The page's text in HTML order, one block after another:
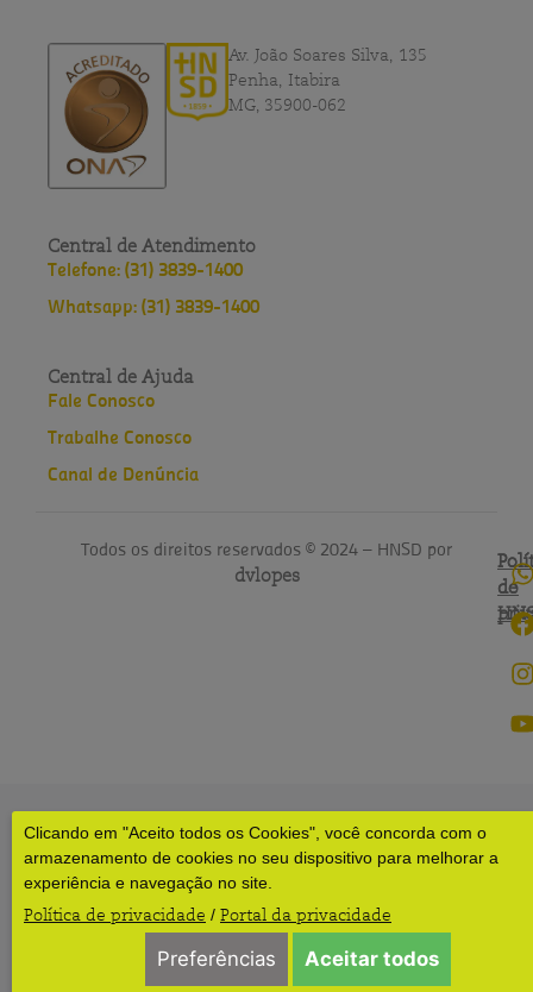
Clicando em "Aceito todos os Cookies", você concorda com o
armazenamento de cookies no seu dispositivo para melhorar a
experiência e navegação no site.
Política de privacidade / Portal da privacidade
Preferências Aceitar todos
Av. João Soares Silva, 135
Penha, Itabira
MG, 35900-062
Central de Atendimento
Telefone: (31) 3839-1400
Whatsapp: (31) 3839-1400
Central de Ajuda
Fale Conosco
Trabalhe Conosco
Canal de Denúncia
Todos os direitos reservados © 2024 – HNSD por
dvlopes
de
do